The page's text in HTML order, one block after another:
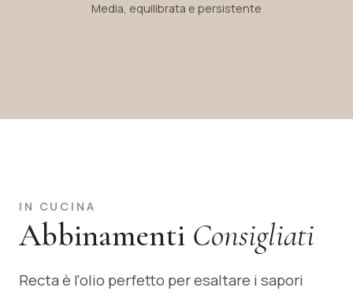
Media, equilibrata e persistente
IN CUCINA
Abbinamenti Consigliati
Recta è l'olio perfetto per esaltare i sapori